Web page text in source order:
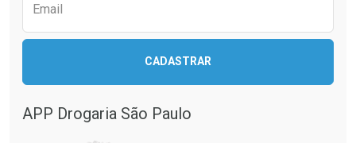
Email
CADASTRAR
APP Drogaria São Paulo